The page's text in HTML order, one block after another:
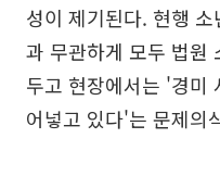
성이 제기된다. 현행
과 무관하게 모두 법원
두고 현장에서는 '경미
어넣고 있다'는 문제의